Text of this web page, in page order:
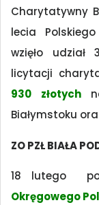
Charytatywny
lecia
wzięło
licytacji
930 złotych
Białymstoku
ZO PZŁ BIAŁA
18 lutego
Okręgowego